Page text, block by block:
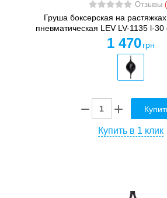
Отзывы
Груша боксерская на
пневматическая LEV LV-1135 l-
1 470 грн
Купить в 1 клик